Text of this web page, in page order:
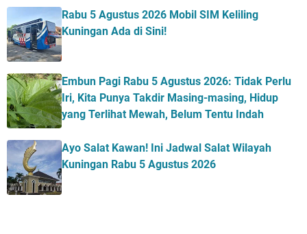
Rabu 5 Agustus 2026 Mobil SIM Keliling
Kuningan Ada di Sini!
Embun Pagi Rabu 5 Agustus 2026: Tidak Perlu
Iri, Kita Punya Takdir Masing-masing, Hidup
yang Terlihat Mewah, Belum Tentu Indah
Ayo Salat Kawan! Ini Jadwal Salat Wilayah
Kuningan Rabu 5 Agustus 2026